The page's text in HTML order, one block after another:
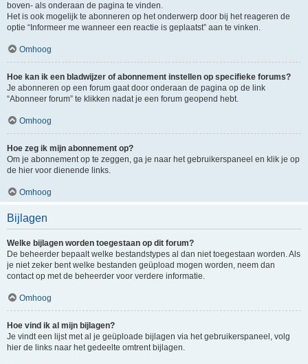
boven- als onderaan de pagina te vinden.
Het is ook mogelijk te abonneren op het onderwerp door bij het reageren de
optie “Informeer me wanneer een reactie is geplaatst” aan te vinken.
Omhoog
Hoe kan ik een bladwijzer of abonnement instellen op specifieke forums?
Je abonneren op een forum gaat door onderaan de pagina op de link
“Abonneer forum” te klikken nadat je een forum geopend hebt.
Omhoog
Hoe zeg ik mijn abonnement op?
Om je abonnement op te zeggen, ga je naar het gebruikerspaneel en klik je op
de hier voor dienende links.
Omhoog
Bijlagen
Welke bijlagen worden toegestaan op dit forum?
De beheerder bepaalt welke bestandstypes al dan niet toegestaan worden. Als
je niet zeker bent welke bestanden geüpload mogen worden, neem dan
contact op met de beheerder voor verdere informatie.
Omhoog
Hoe vind ik al mijn bijlagen?
Je vindt een lijst met al je geüploade bijlagen via het gebruikerspaneel, volg
hier de links naar het gedeelte omtrent bijlagen.